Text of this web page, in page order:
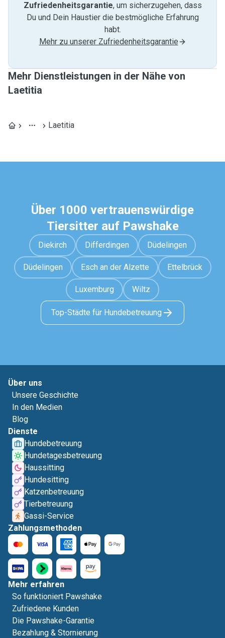
Zufriedenheitsgarantie, um sicherzugehen, dass
Du und Dein Haustier die bestmögliche Erfahrung
habt.
Mehr zu unserer Zufriedenheitsgarantie
Mehr Dienstleistungen in der Nähe von
Laetitia
Laetitia
Über 1000 vertrauenswürdige
Tiersitter auf Pawshake
Diekirch Differdingen Düdelingen
Düdelingen Esch an der Alzette Ettelbrück
Luxemburg Wiltz
Top-Städte für Hundebetreuung
Über uns
Unsere Geschichte
In den Medien
Blog
Dienste
Hundebetreuung
Hundetagesbetreuung
Haussitting
Hundesitting
Katzenbetreuung
Tierbetreuung
Gassi-Service
Zahlungsmethoden
Mehr erfahren
So funktioniert Pawshake
Zufriedene Kunden
Die Pawshake-Garantie
Bezahlung & Stornierung